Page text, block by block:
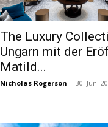
The Luxury
Ungarn mit der
Matild...
Nicholas Rogerson - 30. Juni